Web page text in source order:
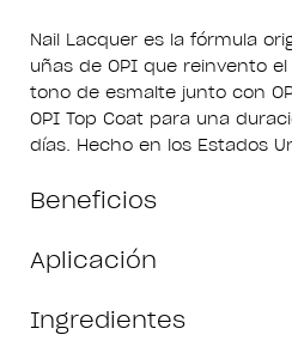
Nail Lacquer es la fórmula
uñas de OPI que reinvento
tono de esmalte junto con
OPI Top Coat para una
días. Hecho en los Estados
Beneficios
Aplicación
Ingredientes